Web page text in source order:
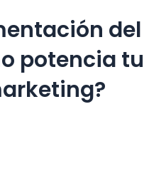
del
potencia tu